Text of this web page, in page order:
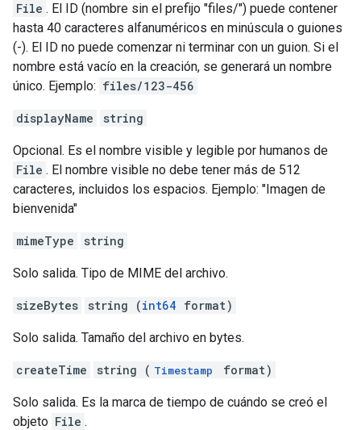
File . El ID (nombre sin el prefijo "files/") puede contener
hasta 40 caracteres alfanuméricos en minúscula o guiones
(-). El ID no puede comenzar ni terminar con un guion. Si el
nombre está vacío en la creación, se generará un nombre
único. Ejemplo: files/123-456
displayName string
Opcional. Es el nombre visible y legible por humanos de
File . El nombre visible no debe tener más de 512
caracteres, incluidos los espacios. Ejemplo: "Imagen de
bienvenida"
mimeType string
Solo salida. Tipo de MIME del archivo.
sizeBytes string (int64 format)
Solo salida. Tamaño del archivo en bytes.
createTime string ( Timestamp format)
Solo salida. Es la marca de tiempo de cuándo se creó el
objeto File .